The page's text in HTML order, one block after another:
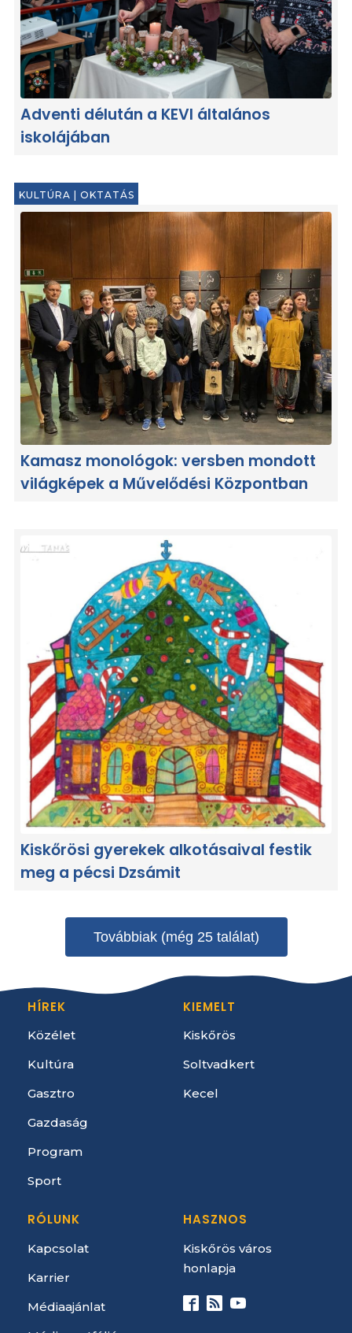
Adventi délután a KEVI általános
iskolájában
KULTÚRA OKTATÁS
Kamasz monológok: versben mondott
világképek a Művelődési Központban
Kiskőrösi gyerekek alkotásaival festik
meg a pécsi Dzsámit
Továbbiak (még 25 találat)
HÍREK
Közélet
Kultúra
Gasztro
Gazdaság
Program
Sport
KIEMELT
Kiskőrös
Soltvadkert
Kecel
RÓLUNK
Kapcsolat
Karrier
Médiaajánlat
HASZNOS
Kiskőrös város
honlapja